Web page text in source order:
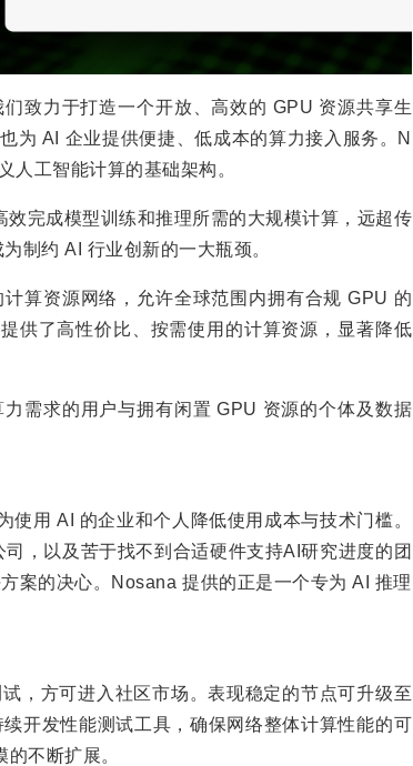
致力于打造一个开放、高效的 GPU 资源共享生
为 AI 企业提供便捷、低成本的算力接入服务。N
人工智能计算的基础架构。
完成模型训练和推理所需的大规模计算，远超传
制约 AI 行业创新的一大瓶颈。
算资源网络，允许全球范围内拥有合规 GPU 的
供了高性价比、按需使用的计算资源，显著降低
需求的用户与拥有闲置 GPU 资源的个体及数据
用 AI 的企业和个人降低使用成本与技术门槛。
，以及苦于找不到合适硬件支持AI研究进度的团
案的决心。Nosana 提供的正是一个专为 AI 推理
，方可进入社区市场。表现稳定的节点可升级至
开发性能测试工具，确保网络整体计算性能的可
不断扩展。